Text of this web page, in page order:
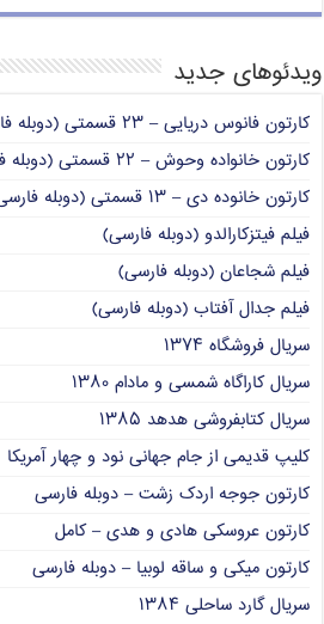
ویدئوهای جدید
کارتون فانوس دریایی – ۲۳ قسمتی (دوبله فارسی)
کارتون خانواده وحوش – ۲۲ قسمتی (دوبله فارسی)
کارتون خانوده دی – ۱۳ قسمتی (دوبله فارسی)
فیلم فیتزکارالدو (دوبله فارسی)
فیلم شجاعان (دوبله فارسی)
فیلم جدال آفتاب (دوبله فارسی)
سریال فروشگاه ۱۳۷۴
سریال کاراگاه شمسی و مادام ۱۳۸۰
سریال کتابفروشی هدهد ۱۳۸۵
کلیپ قدیمی از جام جهانی نود و چهار آمریکا
کارتون جوجه اردک زشت – دوبله فارسی
کارتون عروسکی هادی و هدی – کامل
کارتون میکی و ساقه لوبیا – دوبله فارسی
سریال گارد ساحلی ۱۳۸۴